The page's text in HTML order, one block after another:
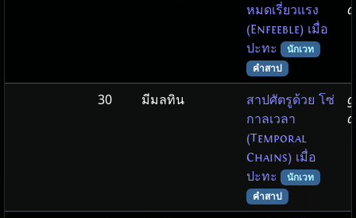
หมดเรี่ยวแรง
(Enfeeble) เมื่อ
ปะทะ
นักเวท
คำสาป
30 มีมลทิน
สาปศัตรูด้วย โซ่
กาลเวลา
(Temporal
Chains) เมื่อ
ปะทะ
นักเวท
คำสาป